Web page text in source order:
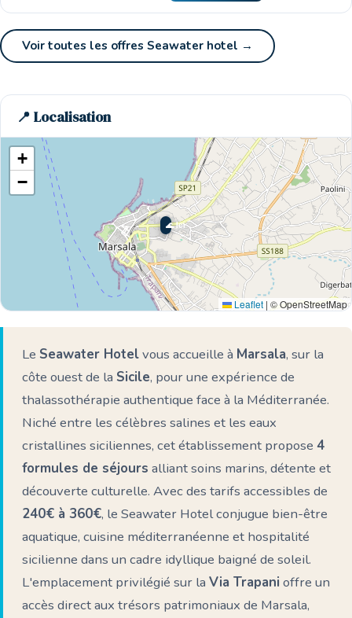
Voir toutes les offres Seawater hotel →
📍 Localisation
🌊 Ici
+
−
Leaflet | © OpenStreetMap
Le Seawater Hotelvous accueille à Marsala, sur la
côte ouest de la Sicile, pour une expérience de
thalassothérapie authentique face à la Méditerranée.
Niché entre les célèbres salines et les eaux
cristallines siciliennes, cet établissement propose 4
formules de séjours alliant soins marins, détente et
découverte culturelle. Avec des tarifs accessibles de
240€ à 360€, le Seawater Hotel conjugue bien-être
aquatique, cuisine méditerranéenne et hospitalité
sicilienne dans un cadre idyllique baigné de soleil.
L'emplacement privilégié sur la Via Trapani offre un
accès direct aux trésors patrimoniaux de Marsala,